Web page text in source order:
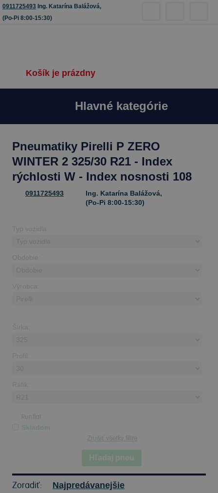
0911725493 Ing. Katarína Balážová,
(Po-Pi 8:00-15:30)
Košík je prázdny
Hlavné kategórie
Pneumatiky Pirelli P ZERO
WINTER 2 325/30 R21 - Index
rýchlosti W - Index nosnosti 108
0911725493
Ing. Katarína Balážová,
(Po-Pi 8:00-15:30)
Typ vozidla:
Obdobie:
Výrobca:
Šírka:
Profil:
Ráfik:
Runflat
Skladom
Zrušiť všetky filtre
Hľadaj pneu
Zoradiť: Najpredávanejšie